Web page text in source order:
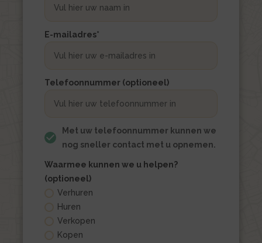
E-mailadres*
Telefoonnummer (optioneel)
Met uw telefoonnummer kunnen we
nog sneller contact met u opnemen.
Waarmee kunnen we u helpen?
(optioneel)
Verhuren
Huren
Verkopen
Kopen